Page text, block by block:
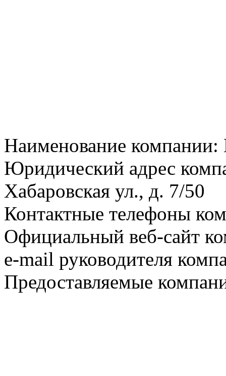
Наименование
Юридический адрес
Хабаровская ул., д. 7/50
Контактные телефоны
Официальный веб-сайт
e-mail руководителя
Предоставляемые